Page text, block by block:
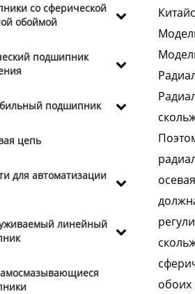
со сферической
обоймой
подшипник
подшипник
цепь
для автоматизации
линейный
обоих